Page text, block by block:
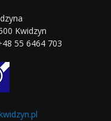
Kwidzyn
55 6464 703